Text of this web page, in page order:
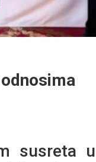
susreta u